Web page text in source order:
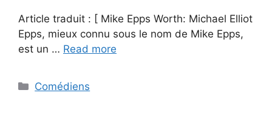
Article traduit : [ Mike Epps Worth: Michael Elliot
Epps, mieux connu sous le nom de Mike Epps,
est un … Read more
Categories
Comédiens